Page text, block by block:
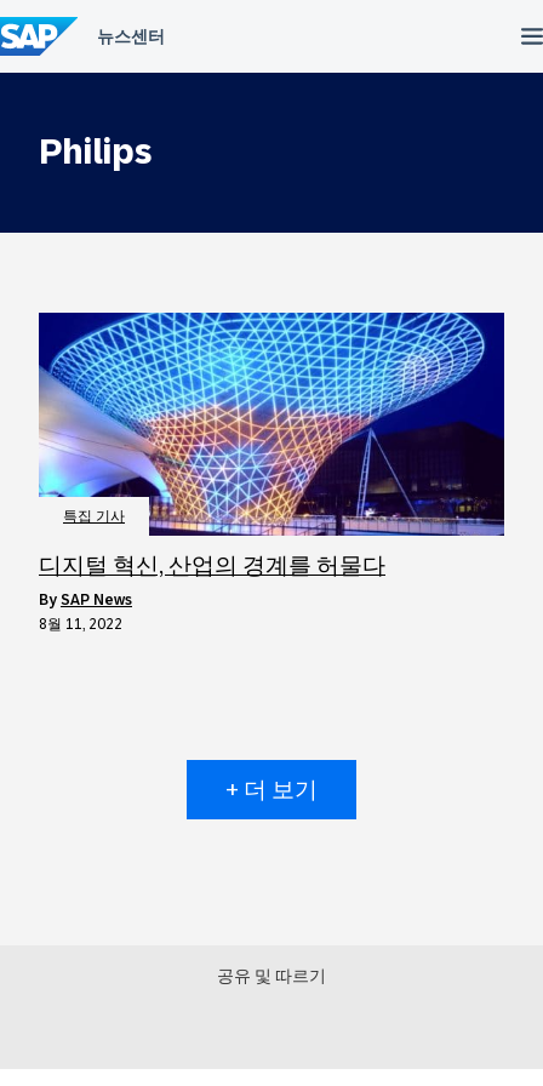
텐
츠
건
Philips
특집 기사
디지털 혁신, 산업의 경계를 허물다
by SAP News
8월 11, 2022
+ 더 보기
공유 및 따르기